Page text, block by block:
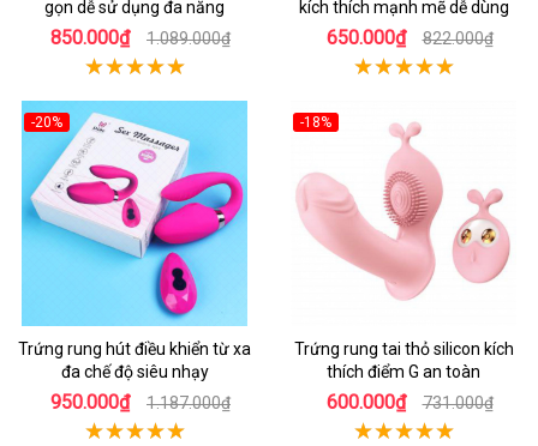
gọn dễ sử dụng đa năng
850.000₫ 1.089.000₫
kích thích mạnh mẽ dễ dùng
650.000₫ 822.000₫
-20%
Trứng rung hút điều khiển từ xa
đa chế độ siêu nhạy
950.000₫ 1.187.000₫
-18%
Trứng rung tai thỏ silicon kích
thích điểm G an toàn
600.000₫ 731.000₫